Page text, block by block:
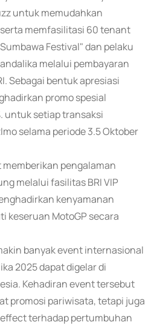
untuk memudahkan
memfasilitasi 60 tenant
Festival" dan pelaku
melalui pembayaran
Sebagai bentuk apresiasi
promo spesial
untuk setiap transaksi
selama periode 3.5 Oktober
pengalaman
melalui fasilitas BRI VIP
kenyamanan
keseruan MotoGP secara
banyak event internasional
2025 dapat digelar di
Kehadiran event tersebut
promosi pariwisata, tetapi juga
terhadap pertumbuhan